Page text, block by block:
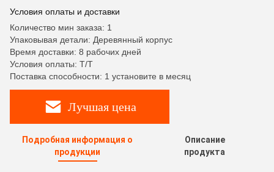
Условия оплаты и доставки
Количество мин заказа: 1
Упаковывая детали: Деревянный корпус
Время доставки: 8 рабочих дней
Условия оплаты: T/T
Поставка способности: 1 установите в месяц
Лучшая цена
Подробная информация о
продукции
Описание
продукта